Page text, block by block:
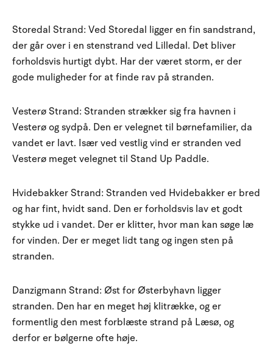
Storedal Strand: Ved Storedal ligger en fin sandstrand,
der går over i en stenstrand ved Lilledal. Det bliver
forholdsvis hurtigt dybt. Har der været storm, er der
gode muligheder for at finde rav på stranden.
Vesterø Strand: Stranden strækker sig fra havnen i
Vesterø og sydpå. Den er velegnet til børnefamilier, da
vandet er lavt. Især ved vestlig vind er stranden ved
Vesterø meget velegnet til Stand Up Paddle.
Hvidebakker Strand: Stranden ved Hvidebakker er bred
og har fint, hvidt sand. Den er forholdsvis lav et godt
stykke ud i vandet. Der er klitter, hvor man kan søge læ
for vinden. Der er meget lidt tang og ingen sten på
stranden.
Danzigmann Strand: Øst for Østerbyhavn ligger
stranden. Den har en meget høj klitrække, og er
formentlig den mest forblæste strand på Læsø, og
derfor er bølgerne ofte høje.